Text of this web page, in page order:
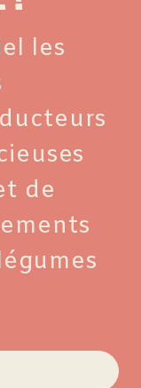
les
de